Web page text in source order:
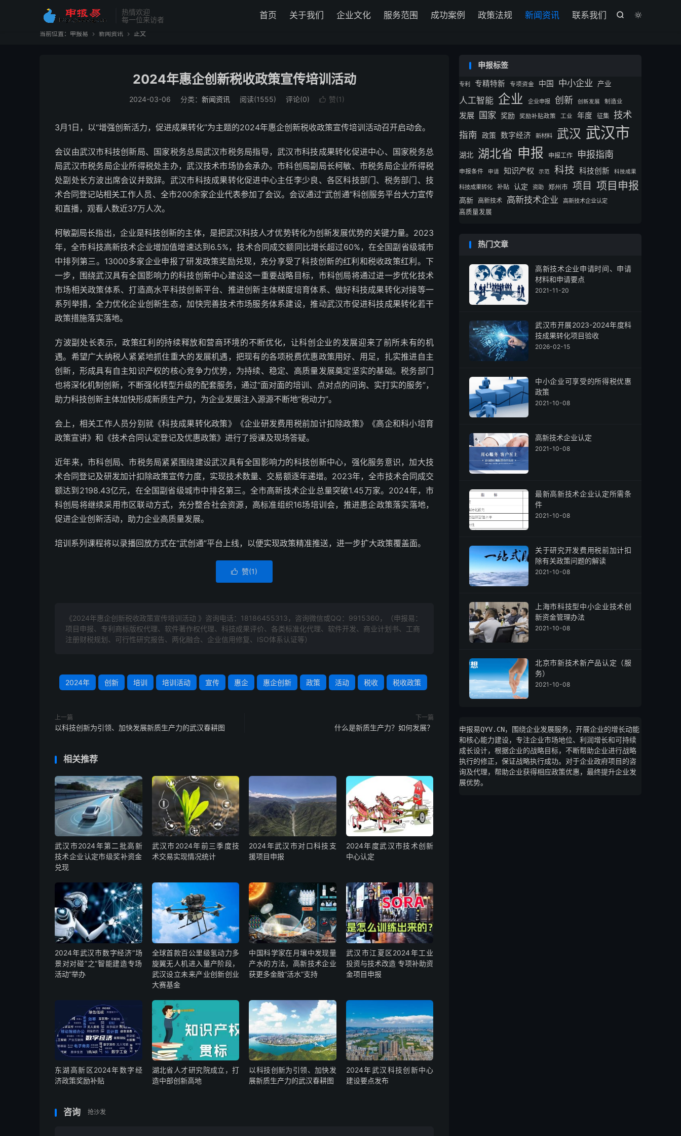
热情欢迎
每一位来访者


首页 关于我们 企业文化 服务范围 成功案例 政策法规 新闻资讯 联系我们
当前位置： 申报易  新闻资讯  正文
2024年惠企创新税收政策宣传培训活动
2024-03-06 分类： 新闻资讯 阅读(1555) 评论(0)  赞(1)
3月1日，以“增强创新活力，促进成果转化”为主题的2024年惠企创新税收政策宣传培训活动召开启动会。
会议由武汉市科技创新局、国家税务总局武汉市税务局指导，武汉市科技成果转化促进中心、国家税务总
局武汉市税务局企业所得税处主办，武汉技术市场协会承办。市科创局副局长柯敏、市税务局企业所得税
处副处长方波出席会议并致辞。武汉市科技成果转化促进中心主任李少良、各区科技部门、税务部门、技
术合同登记站相关工作人员、全市200余家企业代表参加了会议。会议通过“武创通”科创服务平台大力宣传
和直播，观看人数近37万人次。
柯敏副局长指出，企业是科技创新的主体，是把武汉科技人才优势转化为创新发展优势的关键力量。2023
年，全市科技高新技术企业增加值增速达到6.5%，技术合同成交额同比增长超过60%，在全国副省级城市
中排列第三。13000多家企业申报了研发政策奖励兑现，充分享受了科技创新的红利和税收政策红利。下
一步，围绕武汉具有全国影响力的科技创新中心建设这一重要战略目标，市科创局将通过进一步优化技术
市场相关政策体系、打造高水平科技创新平台、推进创新主体梯度培育体系、做好科技成果转化对接等一
系列举措，全力优化企业创新生态，加快完善技术市场服务体系建设，推动武汉市促进科技成果转化若干
政策措施落实落地。
方波副处长表示，政策红利的持续释放和营商环境的不断优化，让科创企业的发展迎来了前所未有的机
遇。希望广大纳税人紧紧地抓住重大的发展机遇，把现有的各项税费优惠政策用好、用足，扎实推进自主
创新，形成具有自主知识产权的核心竞争力优势，为持续、稳定、高质量发展奠定坚实的基础。税务部门
也将深化机制创新，不断强化转型升级的配套服务，通过“面对面的培训、点对点的问询、实打实的服务”，
助力科技创新主体加快形成新质生产力，为企业发展注入源源不断地“税动力”。
会上，相关工作人员分别就《科技成果转化政策》《企业研发费用税前加计扣除政策》《高企和科小培育
政策宣讲》和《技术合同认定登记及优惠政策》进行了授课及现场答疑。
近年来，市科创局、市税务局紧紧围绕建设武汉具有全国影响力的科技创新中心，强化服务意识，加大技
术合同登记及研发加计扣除政策宣传力度，实现技术数量、交易额逐年递增。2023年，全市技术合同成交
额达到2198.43亿元，在全国副省级城市中排名第三。全市高新技术企业总量突破1.45万家。2024年，市
科创局将继续采用市区联动方式，充分整合社会资源，高标准组织16场培训会，推进惠企政策落实落地，
促进企业创新活动，助力企业高质量发展。
培训系列课程将以录播回放方式在“武创通”平台上线，以便实现政策精准推送，进一步扩大政策覆盖面。
 赞(1)
《2024年惠企创新税收政策宣传培训活动 》咨询电话： 18186455313 ，咨询微信或QQ：9915360，（申报易：
项目申报、专利商标版权代理、软件著作权代理、科技成果评价、各类标准化代理、软件开发、商业计划书、工商
注册财税规划、可行性研究报告、两化融合、企业信用修复、ISO体系认证等）
2024年 创新 培训 培训活动 宣传 惠企 惠企创新 政策 活动 税收 税收政策
上一篇
以科技创新为引领、加快发展新质生产力的武汉春耕图
下一篇
什么是新质生产力？如何发展？
相关推荐
武汉市2024年第二批高新
技术企业认定市级奖补资金
兑现
武汉市2024年前三季度技
术交易实现情况统计
2024年武汉市对口科技支
援项目申报
2024年度武汉市技术创新
中心认定
2024年武汉市数字经济“场
景对对碰”之“智能建造专场
活动”举办
全球首款百公里级氢动力多
旋翼无人机进入量产阶段，
武汉设立未来产业创新创业
大赛基金
中国科学家在月壤中发现量
产水的方法，高新技术企业
获更多金融“活水”支持
武汉市江夏区2024年工业
投资与技术改造 专项补助资
金项目申报
东湖高新区2024年数字经
济政策奖励补贴
湖北省人才研究院成立，打
造中部创新高地
以科技创新为引领、加快发
展新质生产力的武汉春耕图
2024年武汉科技创新中心
建设要点发布
咨询 抢沙发
申报标签
专利 专精特新 专项资金 中国 中小企业 产业
人工智能 企业 企业申报 创新 创新发展 制造业
发展 国家 奖励 奖励补贴政策 工业 年度 征集 技术
指南 政策 数字经济 新材料 武汉 武汉市
湖北 湖北省 申报 申报工作 申报指南
申报条件 申请 知识产权 示范 科技 科技创新 科技成果
科技成果转化 补贴 认定 资助 郑州市 项目 项目申报
高新 高新技术 高新技术企业 高新技术企业认定
高质量发展
热门文章
高新技术企业申请时间、申请
材料和申请要点
2021-11-20
武汉市开展2023-2024年度科
技成果转化项目验收
2026-02-15
中小企业可享受的所得税优惠
政策
2021-10-08
高新技术企业认定
2021-10-08
最新高新技术企业认定所需条
件
2021-10-08
关于研究开发费用税前加计扣
除有关政策问题的解读
2021-10-08
上海市科技型中小企业技术创
新资金管理办法
2021-10-08
北京市新技术新产品认定（服
务）
2021-10-08
申报易QYV.CN，围绕企业发展服务，开展企业的增长动能
和核心能力建设，专注企业市场地位、利润增长和可持续
成长设计，根据企业的战略目标，不断帮助企业进行战略
执行的修正，保证战略执行成功。对于企业政府项目的咨
询及代理，帮助企业获得相应政策优惠，最终提升企业发
展优势。